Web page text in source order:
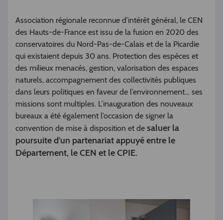
Association régionale reconnue d’intérêt général, le CEN
des Hauts-de-France est issu de la fusion en 2020 des
conservatoires du Nord-Pas-de-Calais et de la Picardie
qui existaient depuis 30 ans. Protection des espèces et
des milieux menacés, gestion, valorisation des espaces
naturels, accompagnement des collectivités publiques
dans leurs politiques en faveur de l’environnement… ses
missions sont multiples. L’inauguration des nouveaux
bureaux a été également l’occasion de signer la
convention de mise à disposition et de saluer la
poursuite d’un partenariat appuyé entre le
Département, le CEN et le CPIE.